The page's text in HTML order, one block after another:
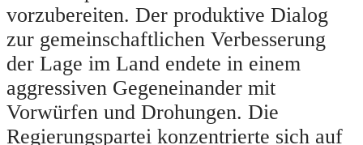
vorzubereiten. Der produktive Dialog
zur gemeinschaftlichen Verbesserung
der Lage im Land endete in einem
aggressiven Gegeneinander mit
Vorwürfen und Drohungen. Die
Regierungspartei konzentrierte sich auf